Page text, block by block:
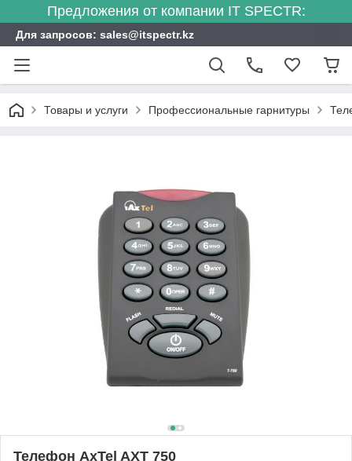
Предложения от компании IT SPECTR:
Для запросов: sales@itspectr.kz
Товары и услуги Профессиональные гарнитуры
Телефон AxTel AXT 750